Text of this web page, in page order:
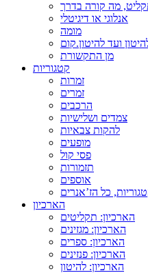
אנלוגי או דיגיטלי
מומה
ועד להיטון.קום
מן התקשורת
קטגוריות
זמרות
זמרים
הרכבים
צמדים ושלישיות
להקות צבאיות
מופעים
פסי קול
תזמורות
אוספים
כל הז’אנרים
הארכיון
הארכיון: תקליטים
הארכיון: מגזינים
הארכיון: ספרים
הארכיון: פנזינים
הארכיון: להיטון